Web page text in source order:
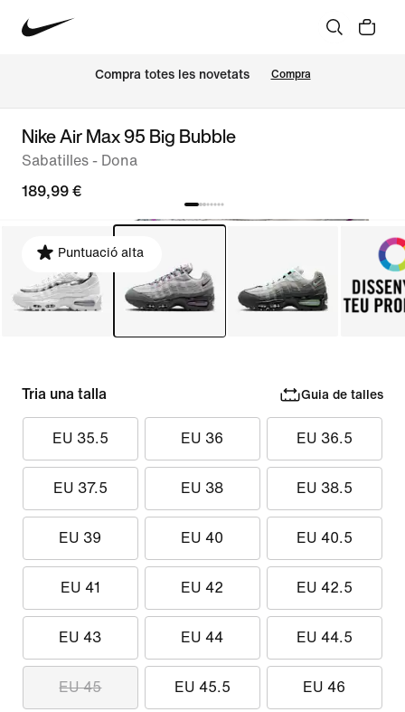
Compra totes les novetats Compra
Nike Air Max 95 Big Bubble
Sabatilles - Dona
189,99 €
Puntuació alta
Tria una talla Guia de talles
EU 35.5 EU 36 EU 36.5
EU 37.5 EU 38 EU 38.5
EU 39 EU 40 EU 40.5
EU 41 EU 42 EU 42.5
EU 43 EU 44 EU 44.5
EU 45 EU 45.5 EU 46